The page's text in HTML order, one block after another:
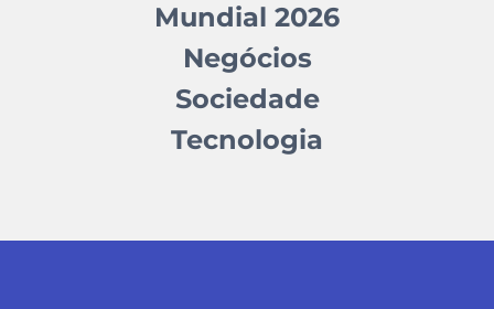
Mundial 2026
Negócios
Sociedade
Tecnologia